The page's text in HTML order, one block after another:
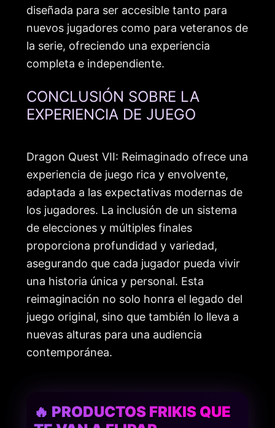
diseñada para ser accesible tanto para
nuevos jugadores como para veteranos de
la serie, ofreciendo una experiencia
completa e independiente.
CONCLUSIÓN SOBRE LA
EXPERIENCIA DE JUEGO
Dragon Quest VII: Reimaginado ofrece una
experiencia de juego rica y envolvente,
adaptada a las expectativas modernas de
los jugadores. La inclusión de un sistema
de elecciones y múltiples finales
proporciona profundidad y variedad,
asegurando que cada jugador pueda vivir
una historia única y personal. Esta
reimaginación no solo honra el legado del
juego original, sino que también lo lleva a
nuevas alturas para una audiencia
contemporánea.
🔥 PRODUCTOS FRIKIS QUE